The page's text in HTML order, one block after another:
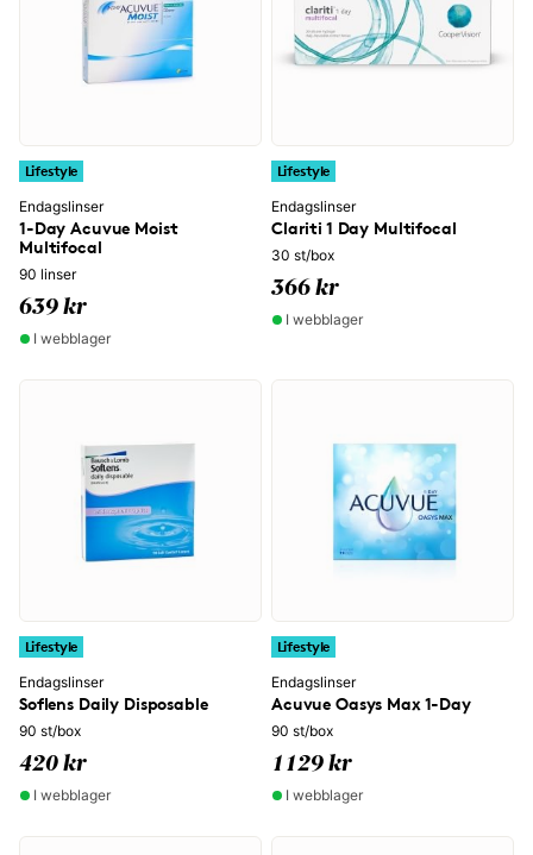
Lifestyle
Endagslinser
1-Day Acuvue Moist
Multifocal
90 linser
639 kr
I webblager
Lifestyle
Endagslinser
Clariti 1 Day Multifocal
30 st/box
366 kr
I webblager
Lifestyle
Endagslinser
Soflens Daily Disposable
90 st/box
420 kr
I webblager
Lifestyle
Endagslinser
Acuvue Oasys Max 1-Day
90 st/box
1129 kr
I webblager